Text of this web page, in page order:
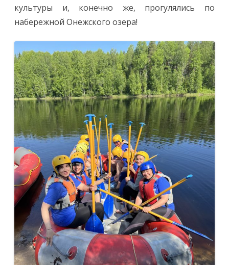
культуры и, конечно же, прогулялись по
набережной Онежского озера!